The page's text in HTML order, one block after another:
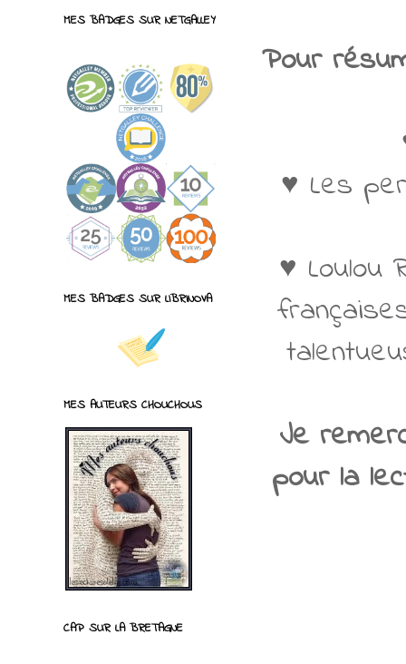
Pour
♥ Les
♥ Loulou
Je
pour la
MES BADGES SUR NETGALLEY
MES BADGES SUR LIBRINOVA
MES AUTEURS CHOUCHOUS
CAP SUR LA BRETAGNE